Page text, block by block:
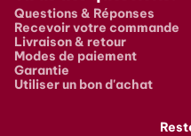
Questions & Réponses
Recevoir votre commande
Livraison & retour
Modes de paiement
Garantie
Utiliser un bon d'achat